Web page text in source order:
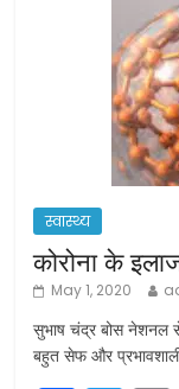
स्वास्थ्य
कोरोना के
May 1, 2020
सुभाष चंद्र बोस नेशनल
बहुत सेफ और